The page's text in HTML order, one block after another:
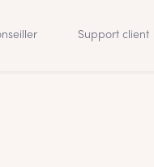
Support client